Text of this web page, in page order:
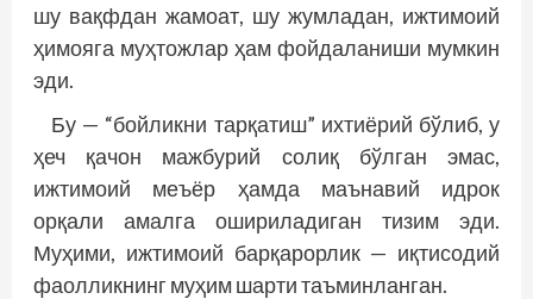
шу вақфдан жамоат, шу жумладан, ижтимоий
ҳимояга муҳтожлар ҳам фойдаланиши мумкин
эди.
Бу — “бойликни тарқатиш” ихтиёрий бўлиб, у
ҳеч қачон мажбурий солиқ бўлган эмас,
ижтимоий меъёр ҳамда маънавий идрок
орқали амалга ошириладиган тизим эди.
Муҳими, ижтимоий барқарорлик — иқтисодий
фаолликнинг муҳим шарти таъминланган.